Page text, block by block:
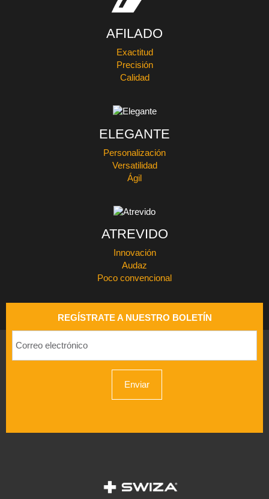
AFILADO
Exactitud
Precisión
Calidad
ELEGANTE
Personalización
Versatilidad
Ágil
ATREVIDO
Innovación
Audaz
Poco convencional
REGÍSTRATE A NUESTRO BOLETÍN
Enviar